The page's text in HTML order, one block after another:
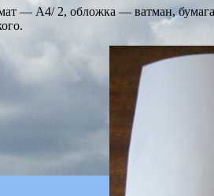
— А4/ 2, обложка — ватман,